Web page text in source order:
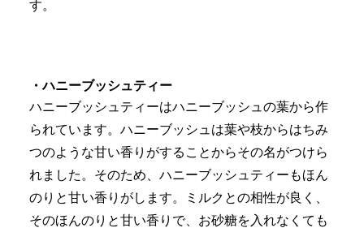
す。
・ハニーブッシュティー
ハニーブッシュティーはハニーブッシュの葉から作
られています。ハニーブッシュは葉や枝からはちみ
つのような甘い香りがすることからその名がつけら
れました。そのため、ハニーブッシュティーもほん
のりと甘い香りがします。ミルクとの相性が良く、
そのほんのりと甘い香りで、お砂糖を入れなくても